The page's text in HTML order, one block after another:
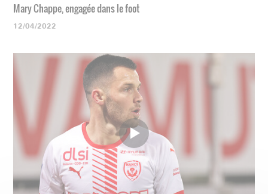
Mary Chappe, engagée dans le foot
12/04/2022